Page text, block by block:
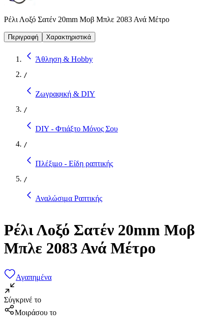
Ρέλι Λοξό Σατέν 20mm Μοβ Μπλε 2083 Ανά Μέτρο
Περιγραφή Χαρακτηριστικά
Άθληση & Hobby
/
Ζωγραφική & DIY
/
DIY - Φτιάξτο Μόνος Σου
/
Πλέξιμο - Είδη ραπτικής
/
Αναλώσιμα Ραπτικής
Ρέλι Λοξό Σατέν 20mm Μοβ
Μπλε 2083 Ανά Μέτρο
Αγαπημένα
Σύγκρινέ το
Μοιράσου το